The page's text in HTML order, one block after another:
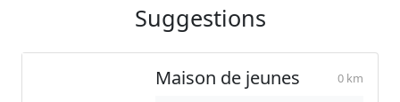
Suggestions
Maison de jeunes 0 km